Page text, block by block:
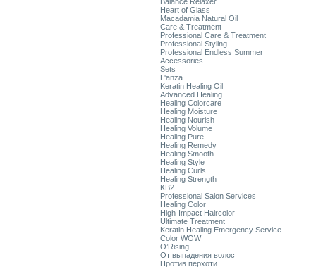
Heart of Glass
Macadamia Natural Oil
Care & Treatment
Professional Care & Treatment
Professional Styling
Professional Endless Summer
Accessories
Sets
L'anza
Keratin Healing Oil
Advanced Healing
Healing Colorcare
Healing Moisture
Healing Nourish
Healing Volume
Healing Pure
Healing Remedy
Healing Smooth
Healing Style
Healing Curls
Healing Strength
KB2
Professional Salon Services
Healing Color
High-Impact Haircolor
Ultimate Treatment
Keratin Healing Emergency Service
Color WOW
O’Rising
От выпадения волос
Против перхоти